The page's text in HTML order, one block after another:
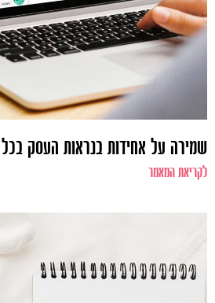
שמירה על אחידות בנראות העסק
לקריאת המאמר